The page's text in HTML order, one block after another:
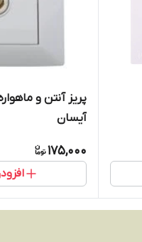
پریز آنتن و
آیسان
175,000